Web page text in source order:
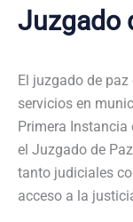
Juzgado
El juzgado de
servicios en
Primera Instancia
el Juzgado de
tanto judiciales
acceso a la